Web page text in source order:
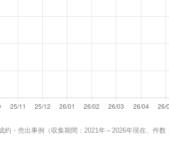
・売出事例（収集期間：2021年～2026年現在、件